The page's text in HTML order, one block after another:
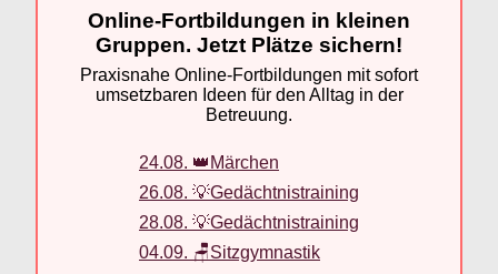
Online-Fortbildungen in kleinen
Gruppen. Jetzt Plätze sichern!
Praxisnahe Online-Fortbildungen mit sofort
umsetzbaren Ideen für den Alltag in der
Betreuung.
24.08. 👑Märchen
26.08. 💡Gedächtnistraining
28.08. 💡Gedächtnistraining
04.09. 🪑Sitzgymnastik